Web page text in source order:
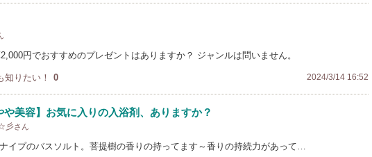
円でおすすめのプレゼントはありますか？ ジャンルは問いません。
知りたい！ 0 2024/3/14 16:52
や美容】お気に入りの入浴剤、ありますか？
彡さん
プのバスソルト。菩提樹の香りの持ってます～香りの持続力があって…